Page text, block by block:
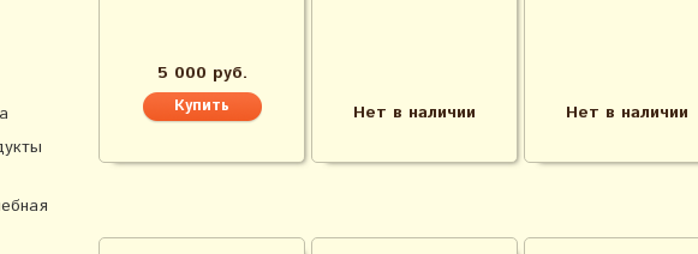
5 000 руб.
Нет в наличии Нет в наличии